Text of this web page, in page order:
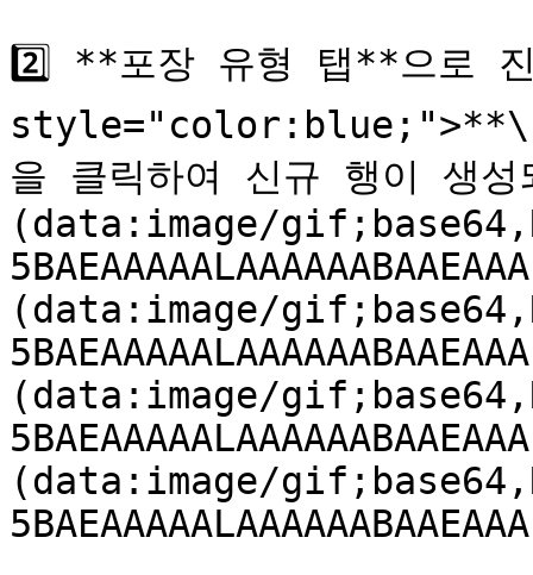
2️⃣ **포장 유형 탭**으로
style="color:blue;">**\[
을 클릭하여 신규 행이 생
(data:image/
(data:image/
(data:image/
(data:image/